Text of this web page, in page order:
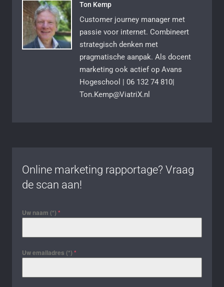
Ton Kemp
Customer journey manager met
passie voor internet. Combineert
strategisch denken met
pragmatische aanpak. Als docent
marketing ook actief op Avans
Hogeschool | 06 132 74 810|
Ton.Kemp@ViatriX.nl
Online marketing rapportage? Vraag
de scan aan!
Uw naam (*) *
Uw emailadres (*) *